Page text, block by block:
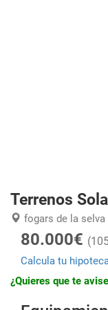
Terrenos
fogars de la selva
80.000€
Calcula tu
¿Quieres que te